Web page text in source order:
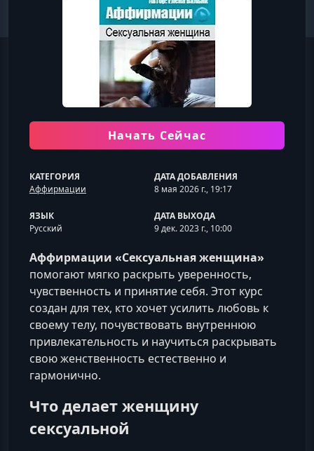
Начать Сейчас
КАТЕГОРИЯ
Аффирмации
ДАТА ДОБАВЛЕНИЯ
8 мая 2026 г., 19:17
ЯЗЫК
Русский
ДАТА ВЫХОДА
9 дек. 2023 г., 10:00
Аффирмации «Сексуальная женщина»
помогают мягко раскрыть уверенность,
чувственность и принятие себя. Этот курс
создан для тех, кто хочет усилить любовь к
своему телу, почувствовать внутреннюю
привлекательность и научиться раскрывать
свою женственность естественно и
гармонично.
Что делает женщину
сексуальной